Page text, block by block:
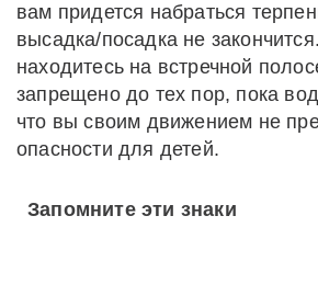
вам придется набраться
высадка/посадка не
находитесь на встречной
запрещено до тех пор, пока
что вы своим движением не
опасности для детей.
Запомните эти знаки